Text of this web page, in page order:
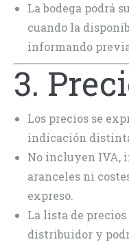
La bodega podrá
cuando la
informando
3.
Los precios se
indicación
No incluyen IVA,
aranceles ni
expreso.
La lista de
distribuidor y